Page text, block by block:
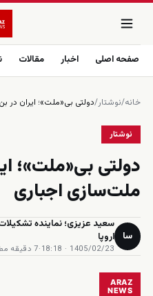
صفحه اصلی اخبار مقالات
خانه/نوشتار/دولتی بی‌«ملت»؛ ایران
نوشتار
دولتی بی‌«ملت»؛
ملت‌سازی اجباری
سا
سعید عزیزی؛ نماینده
اروپا
1405/02/23 · 18:18
·7 دقیقه مطالعه
ARAZ
NEWS